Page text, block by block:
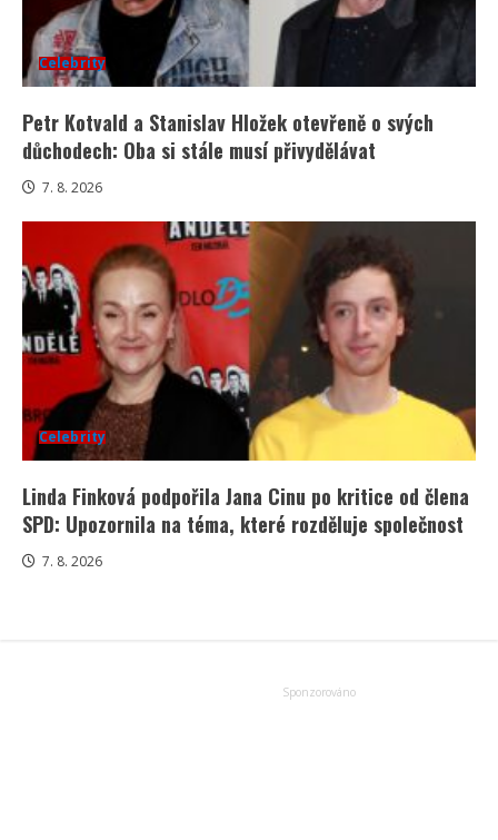
Celebrity
Petr Kotvald a Stanislav Hložek otevřeně o svých
důchodech: Oba si stále musí přivydělávat
7. 8. 2026
Celebrity
Linda Finková podpořila Jana Cinu po kritice od člena
SPD: Upozornila na téma, které rozděluje společnost
7. 8. 2026